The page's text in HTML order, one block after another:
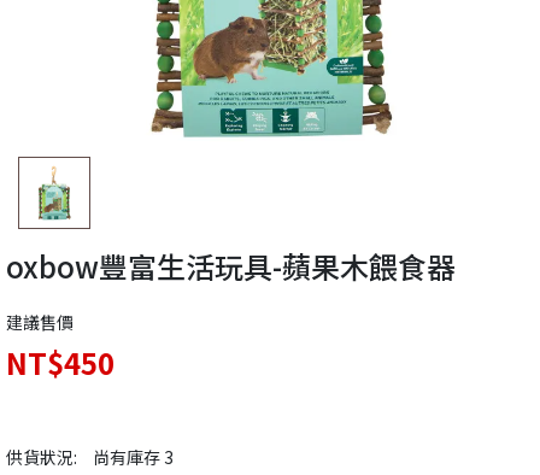
oxbow豐富生活玩具-蘋果木餵食器
建議售價
NT$450
供貨狀況: 尚有庫存 3